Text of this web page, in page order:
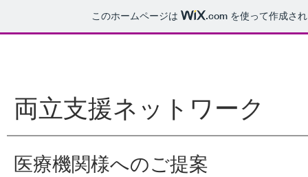
このホームページは .com を使って作成さ
両立支援ネットワーク
医療機関様へのご提案